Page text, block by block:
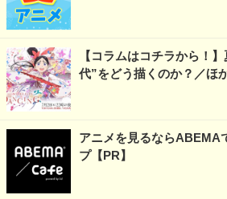
【コラムはコチラから！
代”をどう描くのか？／ほ
アニメを見るならABEMA
プ【PR】